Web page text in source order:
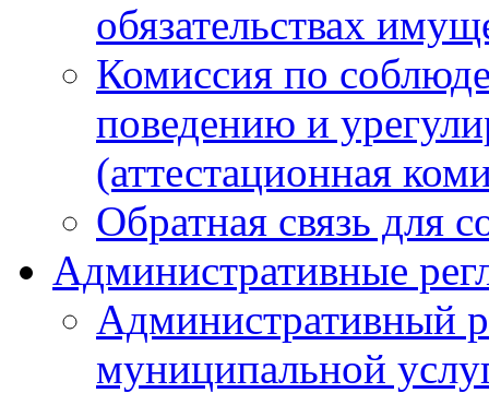
обязательствах
Комиссия по
поведению и
(аттестационная
Обратная связь для
Административные
Административный
муниципальной